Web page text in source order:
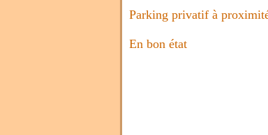
Parking privatif à
En bon état